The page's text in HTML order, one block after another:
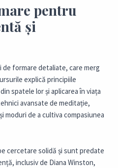
pentru
și
de formare detaliate, care merg
explică principiile
spatele lor și aplicarea în viața
avansate de meditație,
de a cultiva compasiunea
cercetare solidă și sunt predate
inclusiv de Diana Winston,